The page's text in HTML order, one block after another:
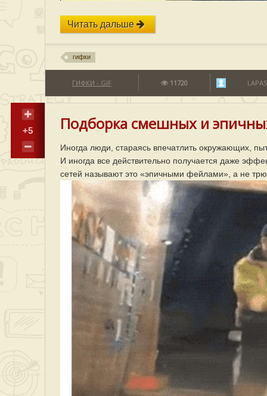
Читать дальше
гифки
ГИФКИ - GIF 11720 LAPAS
+5 Подборка смешных и
Иногда люди, стараясь впечатлить окружающих,
И иногда все действительно получается даже
сетей называют это «эпичными фейлами», а не